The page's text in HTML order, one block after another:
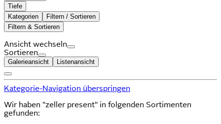
Tiefe
Kategorien
Filtern / Sortieren
Filtern & Sortieren
Ansicht wechseln
Sortieren
Galerieansicht Listenansicht
Kategorie-Navigation überspringen
Wir haben "zeller present" in folgenden Sortimenten
gefunden: